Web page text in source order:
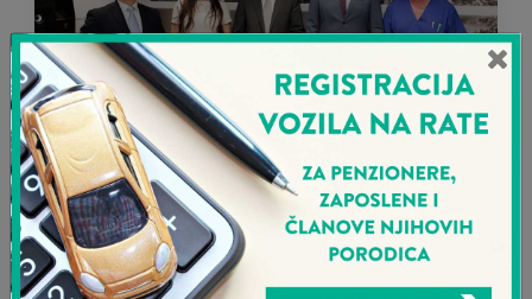
Sava osiguranje doniralo
ginekološku stolicu
prilagođenu ženama sa